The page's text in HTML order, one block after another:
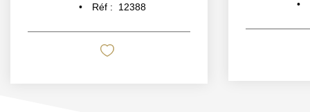
Réf :
12388